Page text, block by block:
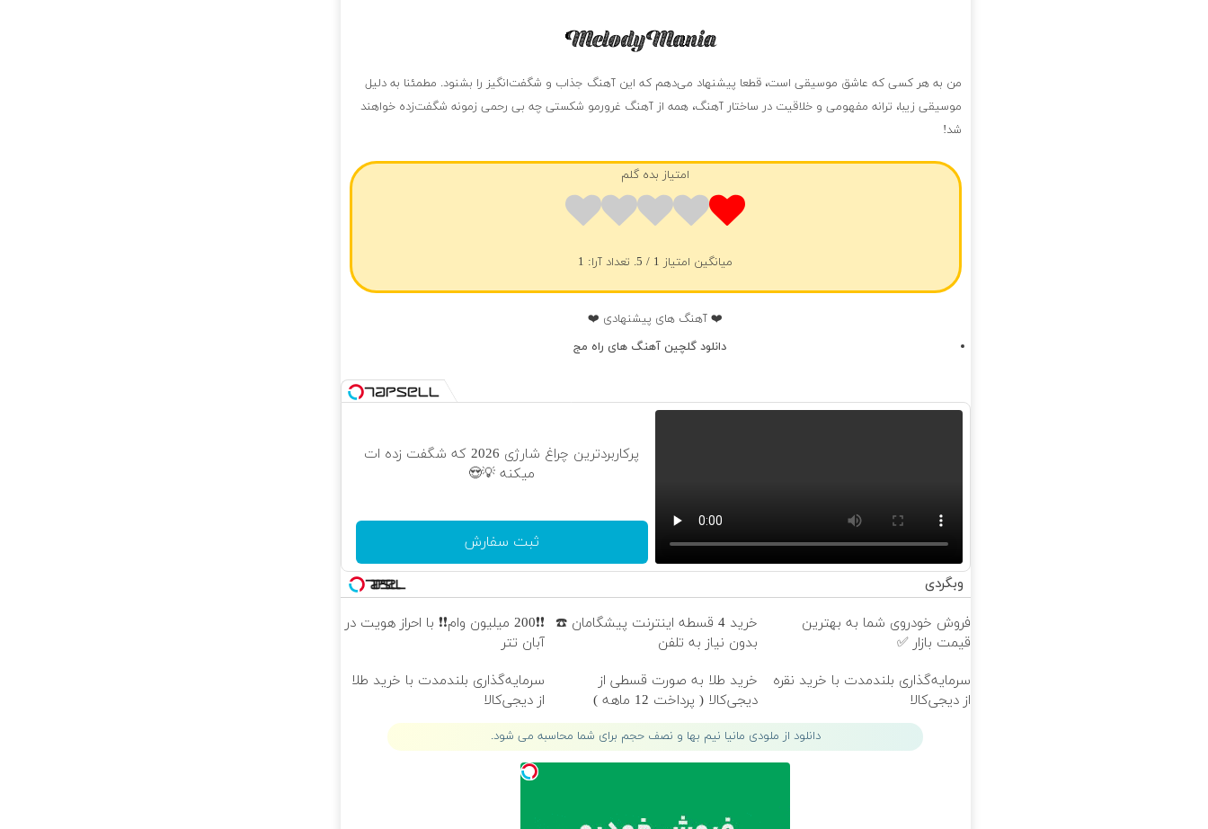
من به هر کسی که عاشق موسیقی است، قطعا پیشنهاد می‌دهم که این آهنگ جذاب و شگفت‌انگیز را بشنود. مطمئنا به دلیل
موسیقی زیبا، ترانه مفهومی و خلاقیت در ساختار آهنگ، همه از آهنگ غرورمو شکستی چه بی رحمی زمونه شگفت‌زده خواهند
شد!
امتیاز بده گلم
میانگین امتیاز 1 / 5. تعداد آرا: 1
❤️ آهنگ های پیشنهادی ❤️
دانلود گلچین آهنگ های راه مج
پرکاربردترین چراغ شارژی 2026 که شگفت زده ات
میکنه 💡😍
ثبت سفارش
وبگردی
فروش خودروی شما به بهترین
قیمت بازار ✅
خرید 4 قسطه اینترنت پیشگامان ☎️
بدون نیاز به تلفن
❗❗200 میلیون وام❗❗ با احراز هویت در
آبان تتر
سرمایه‌گذاری بلندمدت با خرید نقره
از دیجی‌کالا
خرید طلا به صورت قسطی از
دیجی‌کالا ( پرداخت 12 ماهه )
سرمایه‌گذاری بلندمدت با خرید طلا
از دیجی‌کالا
دانلود از ملودی مانیا نیم بها و نصف حجم برای شما محاسبه می شود.